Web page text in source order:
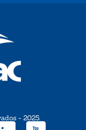
- 2025.